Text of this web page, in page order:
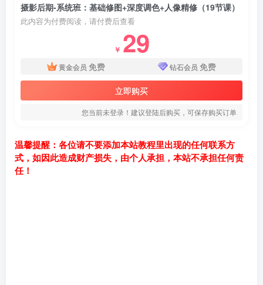
摄影后期-系统班：基础修图+深度调色+人像精修（19节课）
此内容为付费阅读，请付费后查看
￥ 29
黄金会员 免费 钻石会员 免费
立即购买
您当前未登录！建议登陆后购买，可保存购买订单
温馨提醒：各位请不要添加本站教程里出现的任何联系方
式，如因此造成财产损失，由个人承担，本站不承担任何责
任！